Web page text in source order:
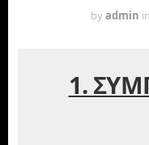
byadmin in
1.